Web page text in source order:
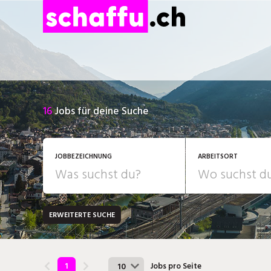
16Jobs für deine Suche
JOBBEZEICHNUNG ARBEITSORT
JOB-TYPBank, Versicherung
Chemie, Pharma, Biotechnologie
ERWEITERTE SUCHE
1 10 Jobs pro Seite